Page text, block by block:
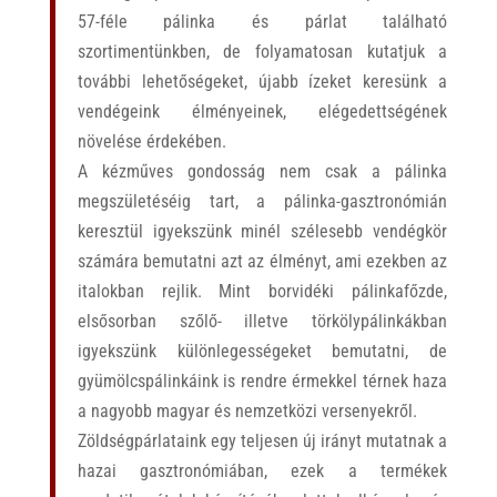
57-féle pálinka és párlat található
szortimentünkben, de folyamatosan kutatjuk a
további lehetőségeket, újabb ízeket keresünk a
vendégeink élményeinek, elégedettségének
növelése érdekében.
A kézműves gondosság nem csak a pálinka
megszületéséig tart, a pálinka-gasztronómián
keresztül igyekszünk minél szélesebb vendégkör
számára bemutatni azt az élményt, ami ezekben az
italokban rejlik. Mint borvidéki pálinkafőzde,
elsősorban szőlő- illetve törkölypálinkákban
igyekszünk különlegességeket bemutatni, de
gyümölcspálinkáink is rendre érmekkel térnek haza
a nagyobb magyar és nemzetközi versenyekről.
Zöldségpárlataink egy teljesen új irányt mutatnak a
hazai gasztronómiában, ezek a termékek